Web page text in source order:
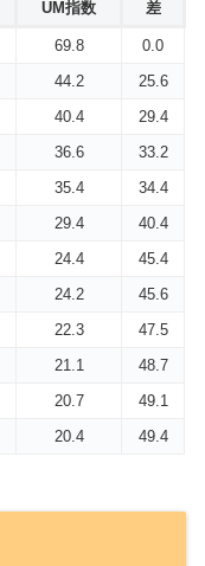
UM指数 差
69.8
0.0
44.2
25.6
40.4
29.4
36.6
33.2
35.4
34.4
29.4
40.4
24.4
45.4
24.2
45.6
22.3
47.5
21.1
48.7
20.7
49.1
20.4 49.4